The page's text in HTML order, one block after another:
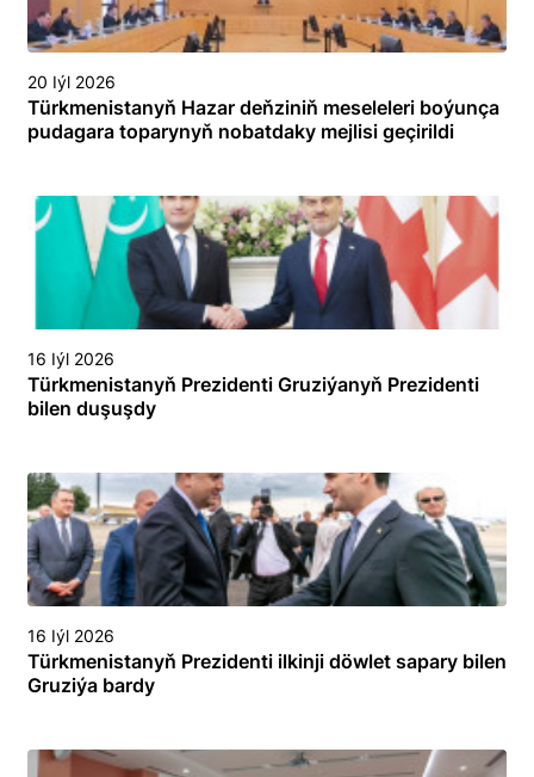
20 Iýl 2026
Türkmenistanyň Hazar deňziniň meseleleri boýunça
pudagara toparynyň nobatdaky mejlisi geçirildi
16 Iýl 2026
Türkmenistanyň Prezidenti Gruziýanyň Prezidenti
bilen duşuşdy
16 Iýl 2026
Türkmenistanyň Prezidenti ilkinji döwlet sapary bilen
Gruziýa bardy